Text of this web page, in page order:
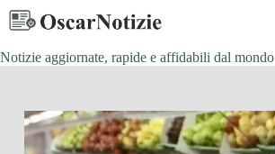
Salta
Notizie aggiornate, rapide e affidabili dal mondo